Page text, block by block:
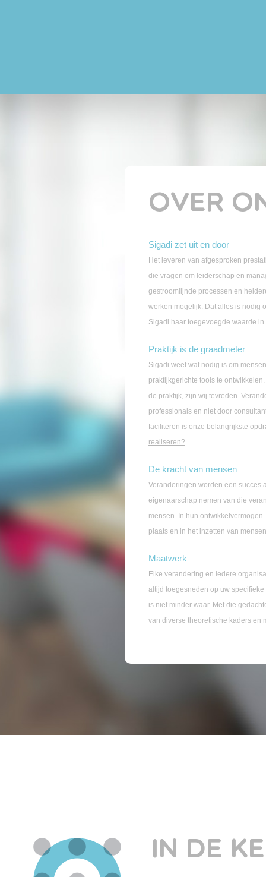
OVER
Sigadi zet uit en door
Het leveren van afgesproken
die vragen om leiderschap en
gestroomlijnde processen en
werken mogelijk. Dat alles is nodig
Sigadi haar toegevoegde waarde
Praktijk is de graadmeter
Sigadi weet wat nodig is om
praktijkgerichte tools te
de praktijk, zijn wij tevreden.
professionals en niet door
faciliteren is onze belangrijkste
realiseren?
De kracht van mensen
Veranderingen worden een succes
eigenaarschap nemen van die
mensen. In hun
plaats en in het inzetten van
Maatwerk
Elke verandering en iedere
altijd toegesneden op uw
is niet minder waar. Met die
van diverse theoretische kaders en
IN DE